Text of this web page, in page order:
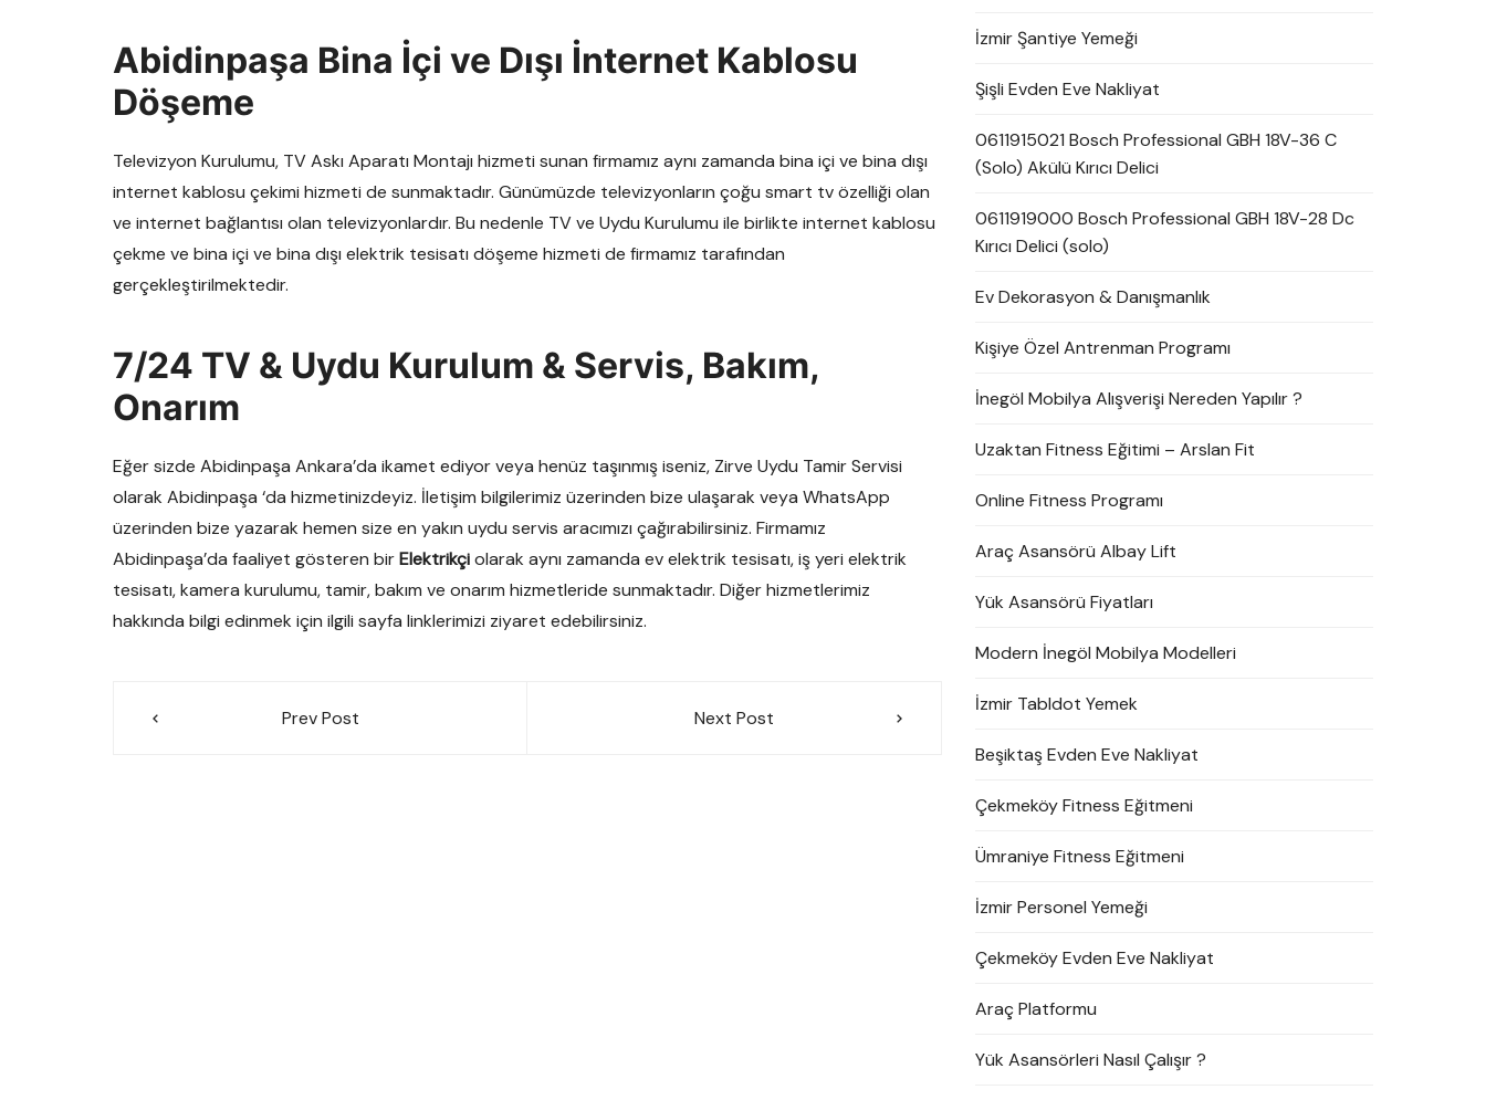
Abidinpaşa Bina İçi ve Dışı İnternet Kablosu
Döşeme
Televizyon Kurulumu, TV Askı Aparatı Montajı hizmeti sunan firmamız aynı zamanda bina içi ve bina dışı
internet kablosu çekimi hizmeti de sunmaktadır. Günümüzde televizyonların çoğu smart tv özelliği olan
ve internet bağlantısı olan televizyonlardır. Bu nedenle TV ve Uydu Kurulumu ile birlikte internet kablosu
çekme ve bina içi ve bina dışı elektrik tesisatı döşeme hizmeti de firmamız tarafından
gerçekleştirilmektedir.
7/24 TV & Uydu Kurulum & Servis, Bakım,
Onarım
Eğer sizde Abidinpaşa Ankara’da ikamet ediyor veya henüz taşınmış iseniz, Zirve Uydu Tamir Servisi
olarak Abidinpaşa ‘da hizmetinizdeyiz. İletişim bilgilerimiz üzerinden bize ulaşarak veya WhatsApp
üzerinden bize yazarak hemen size en yakın uydu servis aracımızı çağırabilirsiniz. Firmamız
Abidinpaşa’da faaliyet gösteren birElektrikçiolarak aynı zamanda ev elektrik tesisatı, iş yeri elektrik
tesisatı, kamera kurulumu, tamir, bakım ve onarım hizmetleride sunmaktadır. Diğer hizmetlerimiz
hakkında bilgi edinmek için ilgili sayfa linklerimizi ziyaret edebilirsiniz.
Prev Post Next Post
İzmir Şantiye Yemeği
Şişli Evden Eve Nakliyat
0611915021 Bosch Professional GBH 18V-36 C
(Solo) Akülü Kırıcı Delici
0611919000 Bosch Professional GBH 18V-28 Dc
Kırıcı Delici (solo)
Ev Dekorasyon & Danışmanlık
Kişiye Özel Antrenman Programı
İnegöl Mobilya Alışverişi Nereden Yapılır ?
Uzaktan Fitness Eğitimi – Arslan Fit
Online Fitness Programı
Araç Asansörü Albay Lift
Yük Asansörü Fiyatları
Modern İnegöl Mobilya Modelleri
İzmir Tabldot Yemek
Beşiktaş Evden Eve Nakliyat
Çekmeköy Fitness Eğitmeni
Ümraniye Fitness Eğitmeni
İzmir Personel Yemeği
Çekmeköy Evden Eve Nakliyat
Araç Platformu
Yük Asansörleri Nasıl Çalışır ?